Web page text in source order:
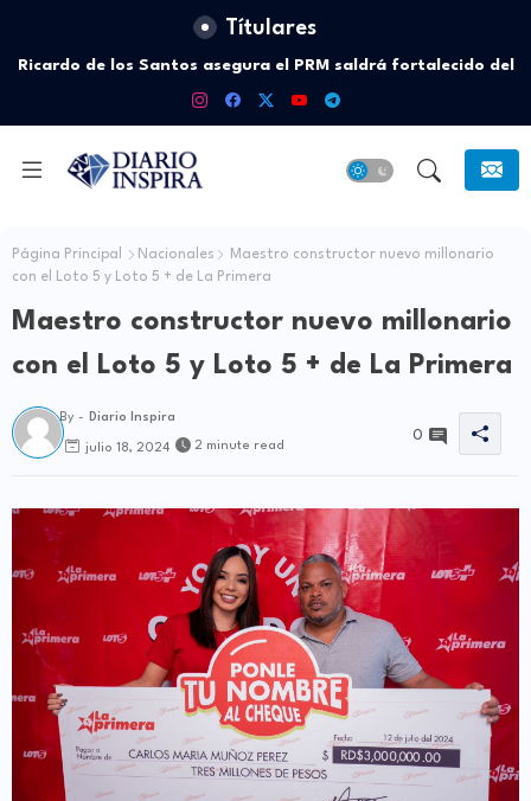
Títulares
Ricardo de los Santos asegura el PRM saldrá fortalecido del
proceso interno para escoger nuevas autoridades
Página Principal Nacionales
Maestro constructor nuevo millonario
con el Loto 5 y Loto 5 + de La Primera
Maestro constructor nuevo millonario
con el Loto 5 y Loto 5 + de La Primera
By - Diario Inspira
julio 18, 2024 2 minute read
0